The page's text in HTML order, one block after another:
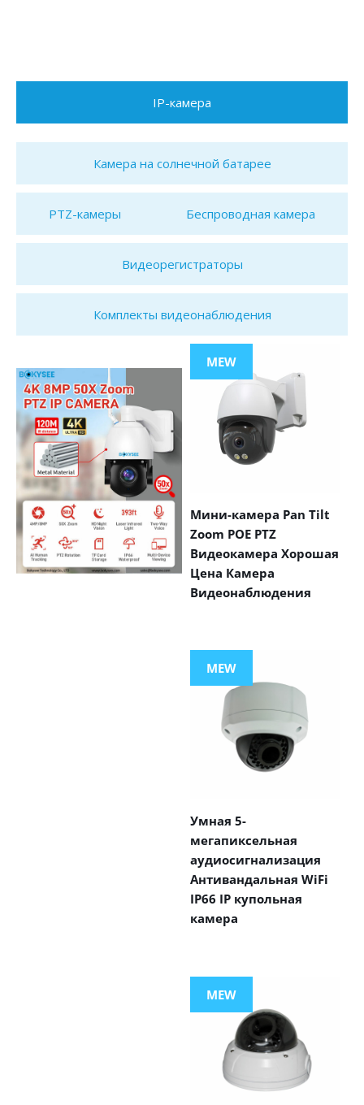
IP-камера
Камера на солнечной батарее
PTZ-камеры Беспроводная камера
Видеорегистраторы
Комплекты видеонаблюдения
MEW
Мини-камера Pan Tilt
Zoom POE PTZ
Видеокамера Хорошая
Цена Камера
Видеонаблюдения
MEW
Умная 5-
мегапиксельная
аудиосигнализация
Антивандальная WiFi
IP66 IP купольная
камера
MEW